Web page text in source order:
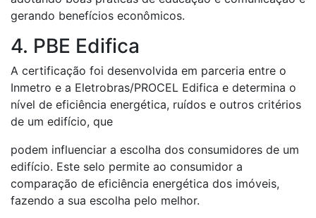
gerando benefícios econômicos.
4. PBE Edifica
A certificação foi desenvolvida em parceria entre o
Inmetro e a Eletrobras/PROCEL Edifica e determina o
nível de eficiência energética, ruídos e outros critérios
de um edifício, que
podem influenciar a escolha dos consumidores de um
edifício. Este selo permite ao consumidor a
comparação de eficiência energética dos imóveis,
fazendo a sua escolha pelo melhor.